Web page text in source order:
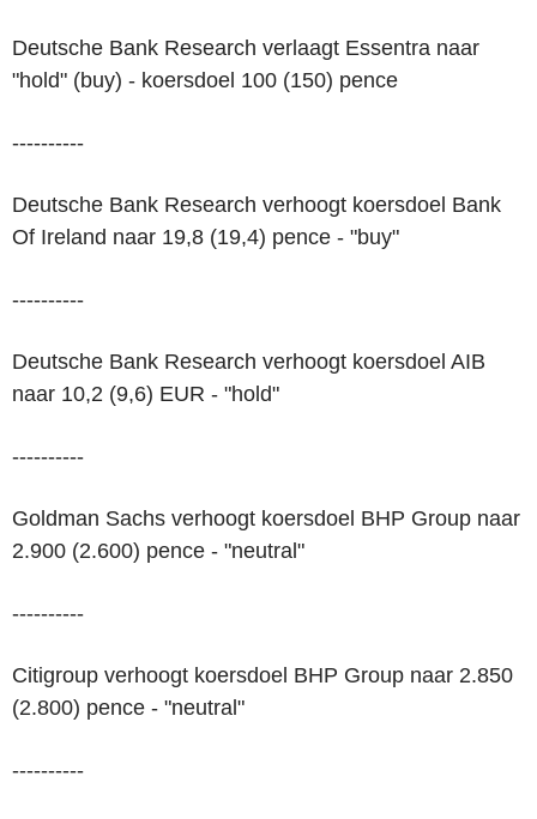
Deutsche Bank Research verlaagt Essentra naar
"hold" (buy) - koersdoel 100 (150) pence
----------
Deutsche Bank Research verhoogt koersdoel Bank
Of Ireland naar 19,8 (19,4) pence - "buy"
----------
Deutsche Bank Research verhoogt koersdoel AIB
naar 10,2 (9,6) EUR - "hold"
----------
Goldman Sachs verhoogt koersdoel BHP Group naar
2.900 (2.600) pence - "neutral"
----------
Citigroup verhoogt koersdoel BHP Group naar 2.850
(2.800) pence - "neutral"
----------